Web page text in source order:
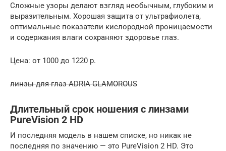
Сложные узоры делают взгляд необычным, глубоким и
выразительным. Хорошая защита от ультрафиолета,
оптимальные показатели кислородной проницаемости
и содержания влаги сохраняют здоровье глаз.
Цена: от 1000 до 1220 р.
линзы для глаз ADRIA GLAMOROUS
Длительный срок ношения с линзами
PureVision 2 HD
И последняя модель в нашем списке, но никак не
последняя по значению — это PureVision 2 HD. Это